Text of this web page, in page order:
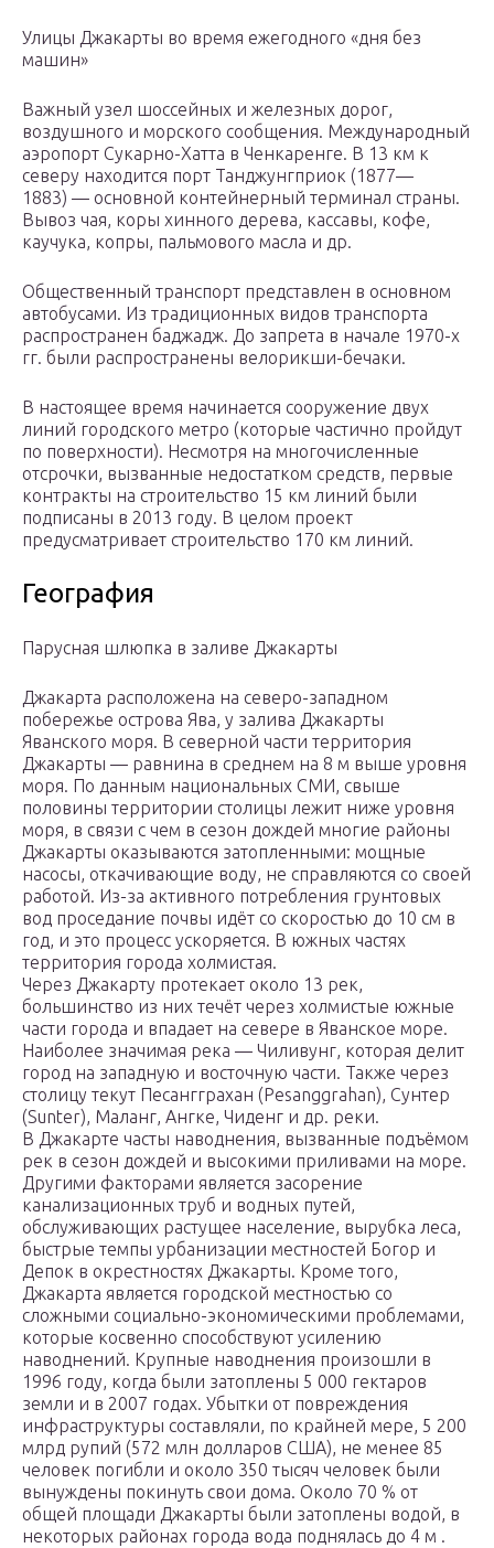
Улицы Джакарты во время ежегодного «дня без
машин»
Важный узел шоссейных и железных дорог,
воздушного и морского сообщения. Международный
аэропорт Сукарно-Хатта в Ченкаренге. В 13 км к
северу находится порт Танджунгприок (1877—
1883) — основной контейнерный терминал страны.
Вывоз чая, коры хинного дерева, кассавы, кофе,
каучука, копры, пальмового масла и др.
Общественный транспорт представлен в основном
автобусами. Из традиционных видов транспорта
распространен баджадж. До запрета в начале 1970-х
гг. были распространены велорикши-бечаки.
В настоящее время начинается сооружение двух
линий городского метро (которые частично пройдут
по поверхности). Несмотря на многочисленные
отсрочки, вызванные недостатком средств, первые
контракты на строительство 15 км линий были
подписаны в 2013 году. В целом проект
предусматривает строительство 170 км линий.
География
Парусная шлюпка в заливе Джакарты
Джакарта расположена на северо-западном
побережье острова Ява, у залива Джакарты
Яванского моря. В северной части территория
Джакарты — равнина в среднем на 8 м выше уровня
моря. По данным национальных СМИ, свыше
половины территории столицы лежит ниже уровня
моря, в связи с чем в сезон дождей многие районы
Джакарты оказываются затопленными: мощные
насосы, откачивающие воду, не справляются со своей
работой. Из-за активного потребления грунтовых
вод проседание почвы идёт со скоростью до 10 см в
год, и это процесс ускоряется. В южных частях
территория города холмистая.
Через Джакарту протекает около 13 рек,
большинство из них течёт через холмистые южные
части города и впадает на севере в Яванское море.
Наиболее значимая река — Чиливунг, которая делит
город на западную и восточную части. Также через
столицу текут Песангграхан (Pesanggrahan), Сунтер
(Sunter), Маланг, Ангке, Чиденг и др. реки.
В Джакарте часты наводнения, вызванные подъёмом
рек в сезон дождей и высокими приливами на море.
Другими факторами является засорение
канализационных труб и водных путей,
обслуживающих растущее население, вырубка леса,
быстрые темпы урбанизации местностей Богор и
Депок в окрестностях Джакарты. Кроме того,
Джакарта является городской местностью со
сложными социально-экономическими проблемами,
которые косвенно способствуют усилению
наводнений. Крупные наводнения произошли в
1996 году, когда были затоплены 5 000 гектаров
земли и в 2007 годах. Убытки от повреждения
инфраструктуры составляли, по крайней мере, 5 200
млрд рупий (572 млн долларов США), не менее 85
человек погибли и около 350 тысяч человек были
вынуждены покинуть свои дома. Около 70 % от
общей площади Джакарты были затоплены водой, в
некоторых районах города вода поднялась до 4 м .